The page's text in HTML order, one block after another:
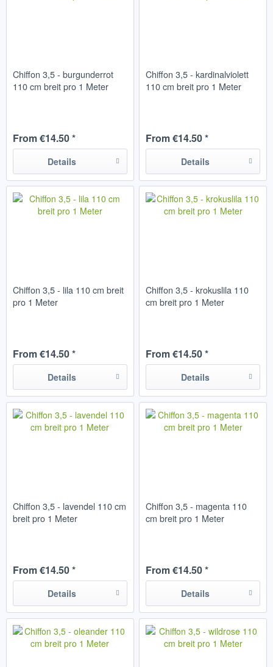
Chiffon 3,5 - burgunderrot
110 cm breit pro 1 Meter
From €14.50 *
Details
Chiffon 3,5 - kardinalviolett
110 cm breit pro 1 Meter
From €14.50 *
Details
Chiffon 3,5 - lila 110 cm breit
pro 1 Meter
From €14.50 *
Details
Chiffon 3,5 - krokuslila 110
cm breit pro 1 Meter
From €14.50 *
Details
Chiffon 3,5 - lavendel 110 cm
breit pro 1 Meter
From €14.50 *
Details
Chiffon 3,5 - magenta 110
cm breit pro 1 Meter
From €14.50 *
Details